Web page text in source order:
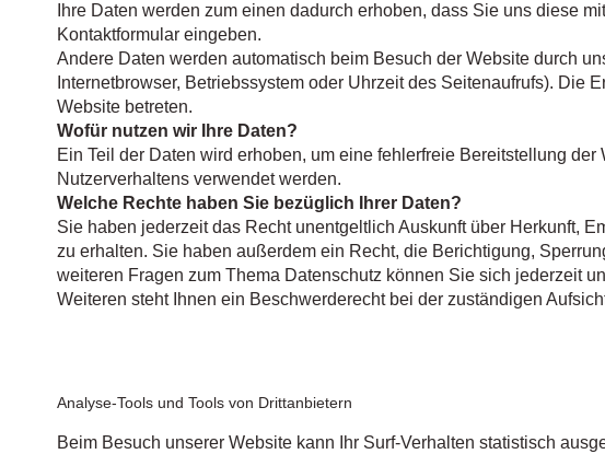
Ihre Daten werden zum einen dadurch erhoben, dass Sie uns diese
Kontaktformular eingeben.
Andere Daten werden automatisch beim Besuch der Website durch
Internetbrowser, Betriebssystem oder Uhrzeit des Seitenaufrufs). Die
Website betreten.
Wofür nutzen wir Ihre Daten?
Ein Teil der Daten wird erhoben, um eine fehlerfreie Bereitstellung
Nutzerverhaltens verwendet werden.
Welche Rechte haben Sie bezüglich Ihrer Daten?
Sie haben jederzeit das Recht unentgeltlich Auskunft über Herkunft,
zu erhalten. Sie haben außerdem ein Recht, die Berichtigung,
weiteren Fragen zum Thema Datenschutz können Sie sich jederzeit
Weiteren steht Ihnen ein Beschwerderecht bei der zuständigen
Analyse-Tools und Tools von Drittanbietern
Beim Besuch unserer Website kann Ihr Surf-Verhalten statistisch